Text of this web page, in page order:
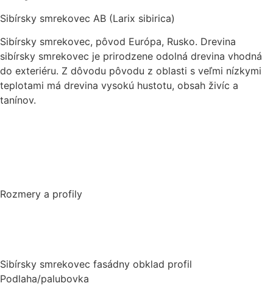
Sibírsky smrekovec AB (Larix sibirica)
Sibírsky smrekovec, pôvod Európa, Rusko. Drevina
sibírsky smrekovec je prirodzene odolná drevina vhodná
do exteriéru. Z dôvodu pôvodu z oblasti s veľmi nízkymi
teplotami má drevina vysokú hustotu, obsah živíc a
tanínov.
Rozmery a profily
Sibírsky smrekovec fasádny obklad profil
Podlaha/palubovka